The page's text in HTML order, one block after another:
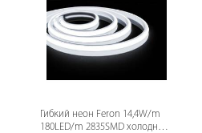
Гибкий неон Feron 14,4W/m
180LED/m 2835SMD холодный